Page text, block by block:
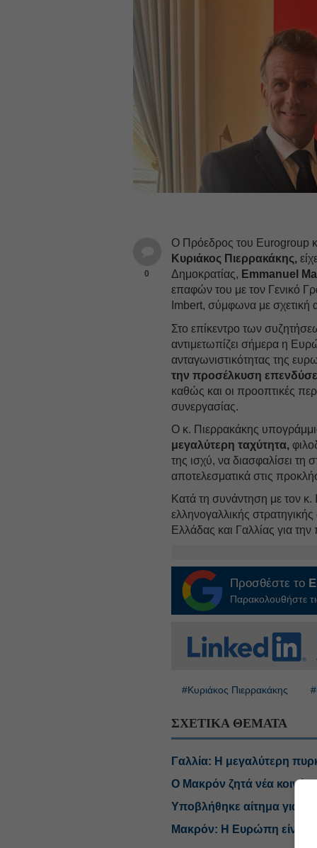
0
Ο Πρόεδρος του Eurogroup
Κυριάκος Πιερρακάκης,
Δημοκρατίας, Emmanuel
επαφών του με τον Γενικό
Imbert, σύμφωνα με σχετική
Στο επίκεντρο των
αντιμετωπίζει σήμερα η
ανταγωνιστικότητας της
την προσέλκυση
καθώς και οι προοπτικές
συνεργασίας.
Ο κ. Πιερρακάκης
μεγαλύτερη ταχύτητα,
της ισχύ, να διασφαλίσει τη
αποτελεσματικά στις
Κατά τη συνάντηση με τον
ελληνογαλλικής
Ελλάδας και Γαλλίας για
Προσθέστε το
Παρακολουθήστε
#Κυριάκος Πιερρακάκης
ΣΧΕΤΙΚΑ ΘΕΜΑΤΑ
Γαλλία: Η μεγαλύτερη
Ο Μακρόν ζητά νέα κοινά
Υποβλήθηκε αίτημα για
Μακρόν: Η Ευρώπη είναι